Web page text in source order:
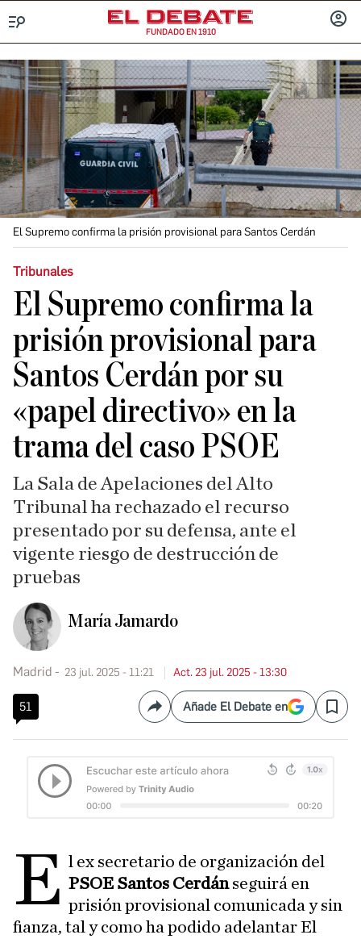
FUNDADO EN 1910
El Supremo confirma la prisión provisional para Santos Cerdán
Tribunales
El Supremo confirma la
prisión provisional para
Santos Cerdán por su
«papel directivo» en la
trama del caso PSOE
La Sala de Apelaciones del Alto
Tribunal ha rechazado el recurso
presentado por su defensa, ante el
vigente riesgo de destrucción de
pruebas
María Jamardo
Madrid 23 jul. 2025 - 11:21 Act. 23 jul. 2025 - 13:30
51 CompartirAñade El Debate en Save
E l ex secretario de organización del
PSOE Santos Cerdánseguirá en
prisión provisional comunicada y sin
fianza, tal y como ha podido adelantar El